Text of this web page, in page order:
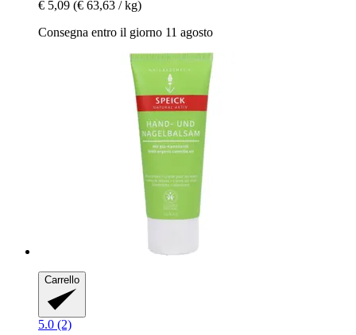
€ 5,09 (€ 63,63 / kg)
Consegna entro il giorno 11 agosto
Carrello
5.0 (2)